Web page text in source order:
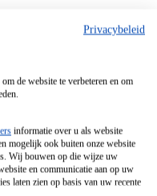
Privacybeleid
de website te verbeteren en om
informatie over u als website
mogelijk ook buiten onze website
Wij bouwen op die wijze uw
en communicatie aan op uw
laten zien op basis van uw recente